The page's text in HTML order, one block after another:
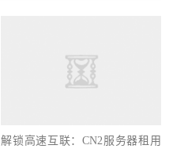
解锁高速互联：CN2服务器租用